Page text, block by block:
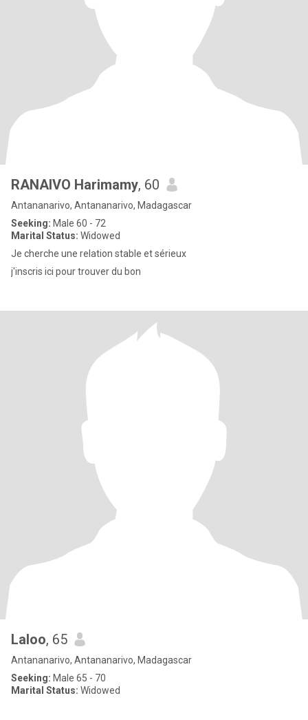
RANAIVO Harimamy, 60
Antananarivo, Antananarivo, Madagascar
Seeking: Male 60 - 72
Marital Status: Widowed
Je cherche une relation stable et sérieux
j'inscris ici pour trouver du bon
Laloo, 65
Antananarivo, Antananarivo, Madagascar
Seeking: Male 65 - 70
Marital Status: Widowed